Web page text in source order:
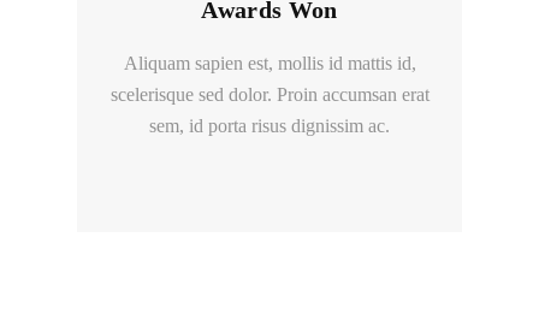
Awards Won
Aliquam sapien est, mollis id mattis id,
scelerisque sed dolor. Proin accumsan erat
sem, id porta risus dignissim ac.